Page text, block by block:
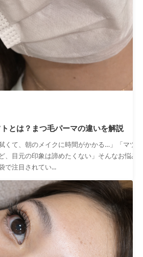
とは？まつ毛パーマの違いを解説
くて、朝のメイクに時間がかかる…」「マツ
、目元の印象は諦めたくない」そんなお悩み
で注目されてい...